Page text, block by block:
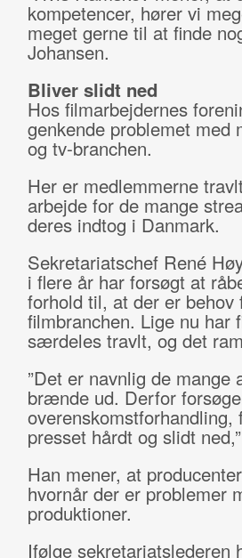
kompetencer, hører vi
meget gerne til at finde
Johansen.
Bliver slidt ned
Hos filmarbejdernes
genkende problemet med
og tv-branchen.
Her er medlemmerne
arbejde for de mange
deres indtog i Danmark.
Sekretariatschef René
i flere år har forsøgt at
forhold til, at der er
filmbranchen. Lige nu har
særdeles travlt, og det
”Det er navnlig de
brænde ud. Derfor
presset hårdt og slidt
Han mener, at
hvornår der er problemer
produktioner.
Ifølge sekretariatslederen